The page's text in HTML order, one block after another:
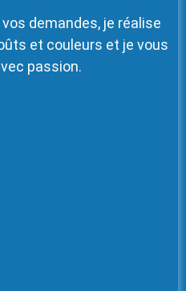
demandes, je réalise
et couleurs et je vous
passion.